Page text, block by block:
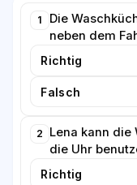
1
Die
neben dem
Richtig
Falsch
2
Lena kann
die Uhr
Richtig